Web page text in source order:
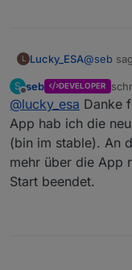
L Lucky_ESA@seb
@
grad
eine
Da
hiob
APP
Aktuell
S
Offline
seb DEVELOPER
@lucky_esa Danke
App hab ich die
(bin im stable). An
mehr über die App
Start beendet.